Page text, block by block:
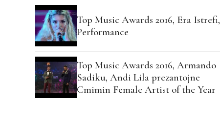
Top Music Awards 2016, Era Istrefi,
Performance
Top Music Awards 2016, Armando
Sadiku, Andi Lila prezantojne
Cmimin Female Artist of the Year